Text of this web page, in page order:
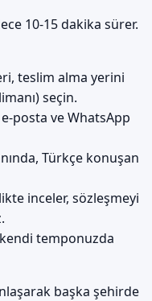
10-15 dakika sürer.
teslim alma yerini
seçin.
posta ve WhatsApp
Türkçe konuşan
inceler, sözleşmeyi
temponuzda
başka şehirde